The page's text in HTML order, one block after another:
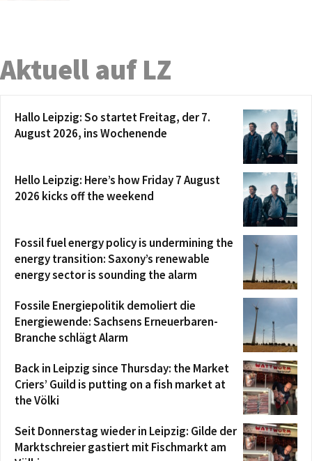
Aktuell auf LZ
Hallo Leipzig: So startet Freitag, der 7.
August 2026, ins Wochenende
Hello Leipzig: Here’s how Friday 7 August
2026 kicks off the weekend
Fossil fuel energy policy is undermining the
energy transition: Saxony’s renewable
energy sector is sounding the alarm
Fossile Energiepolitik demoliert die
Energiewende: Sachsens Erneuerbaren-
Branche schlägt Alarm
Back in Leipzig since Thursday: the Market
Criers’ Guild is putting on a fish market at
the Völki
Seit Donnerstag wieder in Leipzig: Gilde der
Marktschreier gastiert mit Fischmarkt am